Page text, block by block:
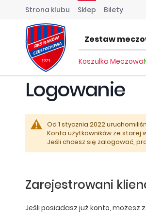
Strona klubu Sklep Bilety
Zestaw
Koszulka Meczowa
Logowanie
Od 1 stycznia 2022
Konta użytkowników ze starej
Jeśli chcesz się zalogować,
Zarejestrowani
Jeśli posiadasz już konto, możesz